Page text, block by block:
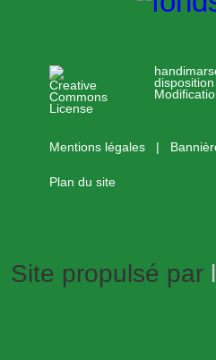
Mentions légales
Plan du site
Site propulsé par